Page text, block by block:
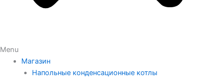
Menu
Магазин
Напольные конденсационные котлы